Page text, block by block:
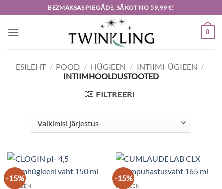
to
content
BEZMAKSAS PIEGĀDE, SĀKOT NO 59,99 €!
0
ESILEHT / POOD / HÜGIEEN / INTIIMHÜGIEEN /
INTIIMHOOLDUSTOOTED
FILTREERI
-15%
HÜGIEEN
-15%
HÜGIEEN